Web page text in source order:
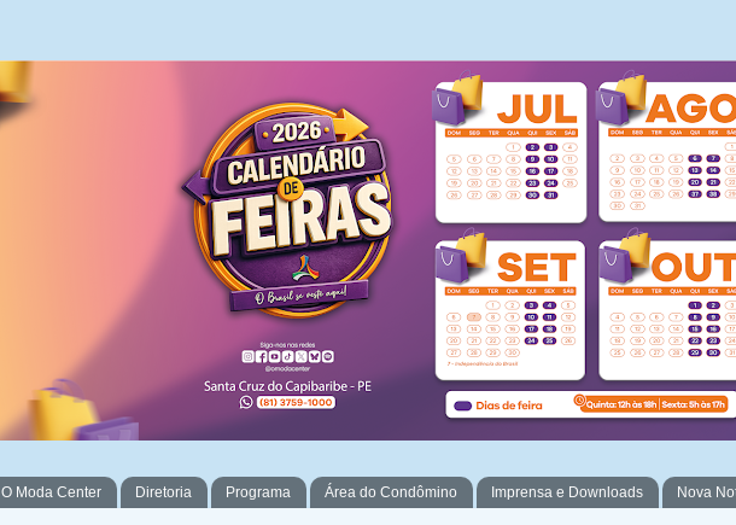
O Moda Center Diretoria Programa Área do Condômino Imprensa e Downloads Nova